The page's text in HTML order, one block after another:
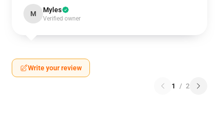
M Myles
Verified owner
Write your review
1 / 2